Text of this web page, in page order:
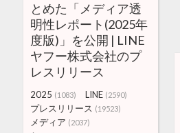
とめた「メディア透
明性レポート(2025年
度版)」を公開 | LINE
ヤフー株式会社のプ
レスリリース
2025 (1083) LINE (2590)
プレスリリース (19523)
メディア (2037)